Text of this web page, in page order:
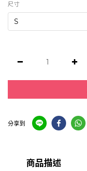
尺寸
分享到
商品描述